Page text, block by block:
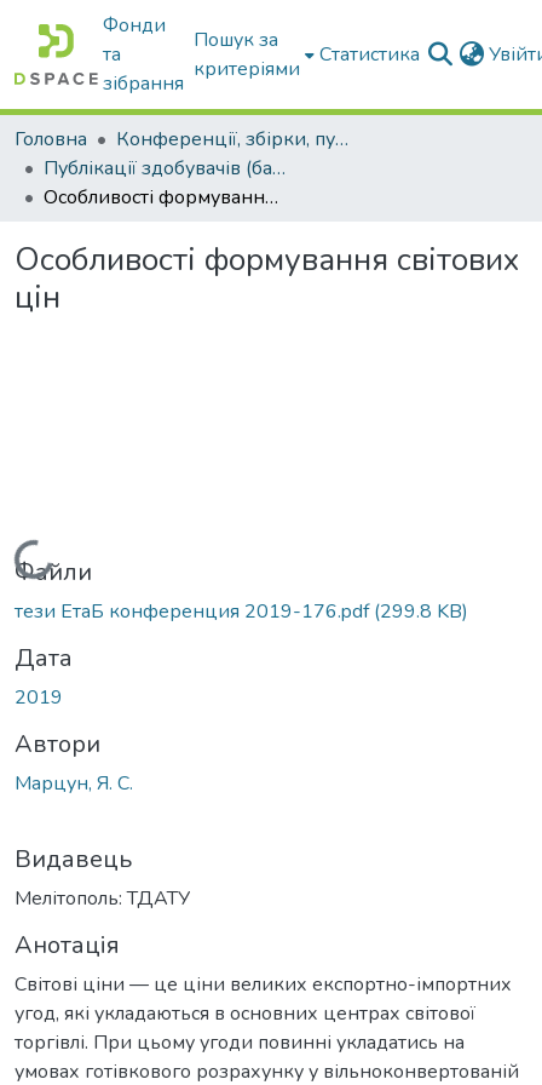
Фонди
та
зібрання
Пошук за
критеріями
Статистика
Головна
Конференції, збірки, публікації молодих вчених і здобувачів : магістрів, бакалаврів, аспірантів.
Публікації здобувачів (бакалаврів. магістрів, аспірантів)
Особливості формування світових цін
Особливості формування світових
цін
Вантажиться...
Файли
тези ЕтаБ конференция 2019-176.pdf(299.8 KB)
Дата
2019
Автори
Марцун, Я. С.
Видавець
Мелітополь: ТДАТУ
Анотація
Світові ціни — це ціни великих експортно-імпортних
угод, які укладаються в основних центрах світової
торгівлі. При цьому угоди повинні укладатись на
умовах готівкового розрахунку у вільноконвертованій